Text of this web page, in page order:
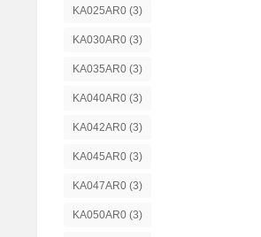
KA025AR0 (3)
KA030AR0 (3)
KA035AR0 (3)
KA040AR0 (3)
KA042AR0 (3)
KA045AR0 (3)
KA047AR0 (3)
KA050AR0 (3)